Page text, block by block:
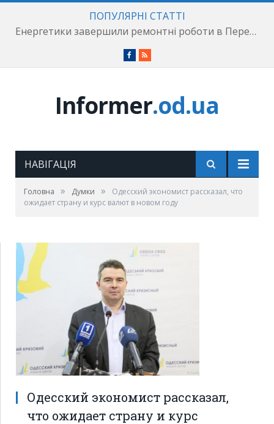
ПОПУЛЯРНІ СТАТТІ
Енергетики завершили ремонтні роботи в Пересипському районі
Facebook
RSS
Informer.od.ua
НАВІГАЦІЯ
Головна » Думки »
Одесский экономист рассказал, что
ожидает страну и курс валют в новом году
Одесский экономист рассказал,
что ожидает страну и курс